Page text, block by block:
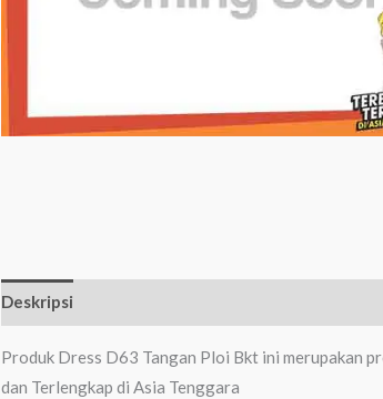
Deskripsi
Produk Dress D63 Tangan Ploi Bkt ini merupakan
dan Terlengkap di Asia Tenggara